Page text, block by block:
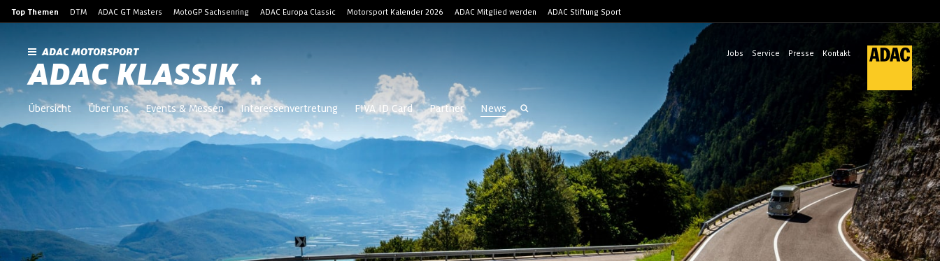
Top Themen DTM ADAC GT Masters MotoGP Sachsenring ADAC Europa Classic Motorsport Kalender 2026 ADAC Mitglied werden ADAC Stiftung Sport
ADAC MOTORSPORT
ADAC KLASSIK
Jobs Service Presse Kontakt
Übersicht Über uns Events & Messen Interessenvertretung FIVA ID Card Partner News